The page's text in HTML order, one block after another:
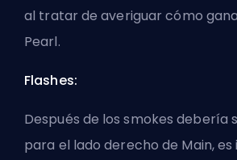
al tratar de averiguar cómo
Pearl.
Flashes:
Después de los smokes debería
para el lado derecho de Main,